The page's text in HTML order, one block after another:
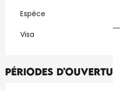
Espèce
Visa
Périodes d'ouverture